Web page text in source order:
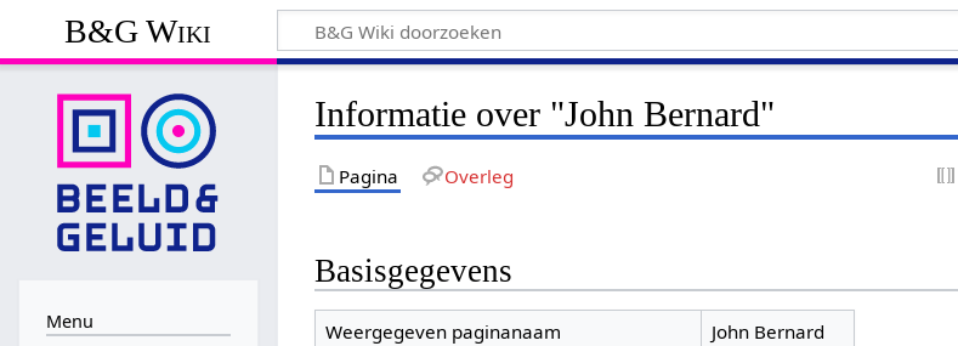
B&G Wiki
Informatie over "John Bernard"
Pagina Overleg
Basisgegevens
Weergegeven paginanaam
John Bernard
Menu